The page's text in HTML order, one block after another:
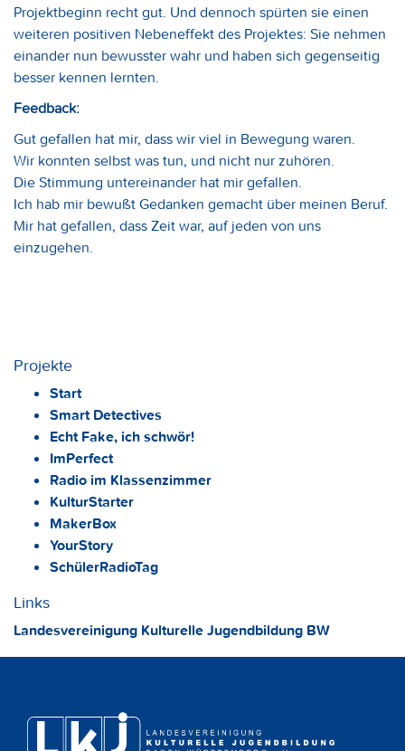
Projektbeginn recht gut. Und dennoch spürten sie einen
weiteren positiven Nebeneffekt des Projektes: Sie nehmen
einander nun bewusster wahr und haben sich gegenseitig
besser kennen lernten.
Feedback:
Gut gefallen hat mir, dass wir viel in Bewegung waren.
Wir konnten selbst was tun, und nicht nur zuhören.
Die Stimmung untereinander hat mir gefallen.
Ich hab mir bewußt Gedanken gemacht über meinen Beruf.
Mir hat gefallen, dass Zeit war, auf jeden von uns
einzugehen.
Projekte
Start
Smart Detectives
Echt Fake, ich schwör!
ImPerfect
Radio im Klassenzimmer
KulturStarter
MakerBox
YourStory
SchülerRadioTag
Links
Landesvereinigung Kulturelle Jugendbildung BW